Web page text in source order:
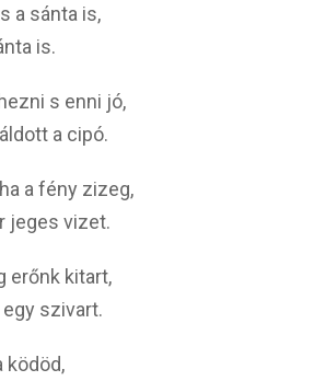
a sánta is,
is.
s enni jó,
a cipó.
a fény zizeg,
jeges vizet.
erőnk kitart,
szivart.
ködöd,